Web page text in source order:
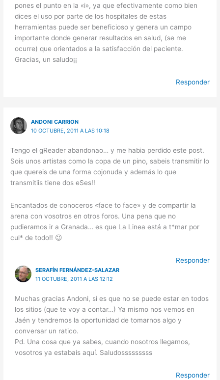
pones el punto en la «i», ya que efectivamente como bien
dices el uso por parte de los hospitales de estas
herramientas puede ser beneficioso y genera un campo
importante donde generar resultados en salud, (se me
ocurre) que orientados a la satisfacción del paciente.
Gracias, un saludo¡¡
Responder
ANDONI CARRION
10 OCTUBRE, 2011 A LAS 10:18
Tengo el gReader abandonao… y me habia perdido este post.
Sois unos artistas como la copa de un pino, sabeis transmitir lo
que quereis de una forma cojonuda y además lo que
transmitiis tiene dos eSes!!
Encantados de conoceros «face to face» y de compartir la
arena con vosotros en otros foros. Una pena que no
pudieramos ir a Granada… es que La Linea está a t*mar por
cul* de todo!! 😉
Responder
SERAFÍN FERNÁNDEZ-SALAZAR
11 OCTUBRE, 2011 A LAS 12:12
Muchas gracias Andoni, si es que no se puede estar en todos
los sitios (que te voy a contar…) Ya mismo nos vemos en
Jaén y tendremos la oportunidad de tomarnos algo y
conversar un ratico.
Pd. Una cosa que ya sabes, cuando nosotros llegamos,
vosotros ya estabais aquí. Saludosssssssss
Responder